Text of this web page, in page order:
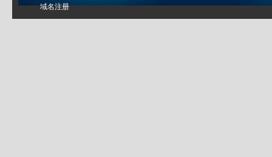
域名注册